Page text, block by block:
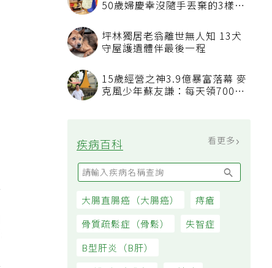
被認為無用的東西反幫了大忙！
品
坪林獨居老翁離世無人知 13犬
15歲經營之神3.9億暴富落幕 麥
疾病百科